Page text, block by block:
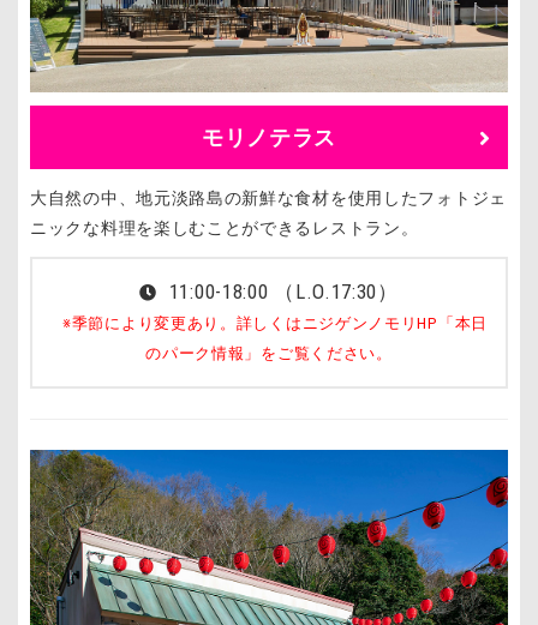
モリノテラス
大自然の中、地元淡路島の新鮮な食材を使用したフォトジェ
ニックな料理を楽しむことができるレストラン。
11:00-18:00 （L.O.17:30）
※季節により変更あり。詳しくはニジゲンノモリHP「本日
のパーク情報」をご覧ください。